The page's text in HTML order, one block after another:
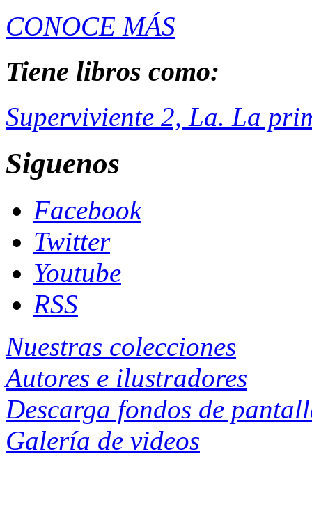
CONOCE MÁS
Tiene libros como:
Superviviente 2, La. La
Siguenos
Facebook
Twitter
Youtube
RSS
Nuestras colecciones
Autores e ilustradores
Descarga fondos de
Galería de videos